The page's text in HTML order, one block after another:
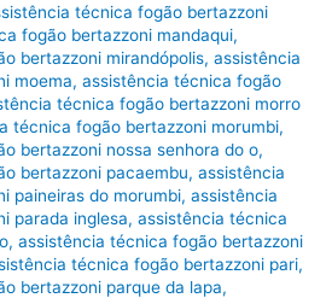
técnica fogão bertazzoni
fogão bertazzoni mandaqui,
bertazzoni mirandópolis,assistência
moema,assistência técnica fogão
técnica fogão bertazzoni morro
técnica fogão bertazzoni morumbi,
bertazzoni nossa senhora do o,
bertazzoni pacaembu,assistência
paineiras do morumbi,assistência
parada inglesa,assistência técnica
,assistência técnica fogão bertazzoni
técnica fogão bertazzoni pari,
bertazzoni parque da lapa,